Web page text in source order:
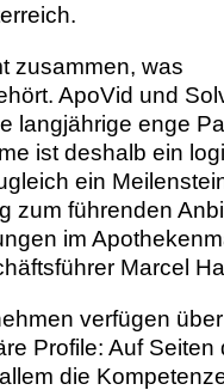
zusammen, was
ApoVid und
langjährige enge
ist deshalb ein
ein
zum führenden
im
Marcel
verfügen über
Profile: Auf Seiten
die